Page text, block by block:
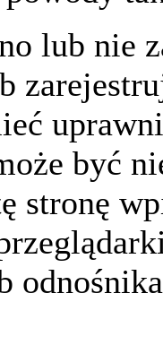
lub nie
być
stronę